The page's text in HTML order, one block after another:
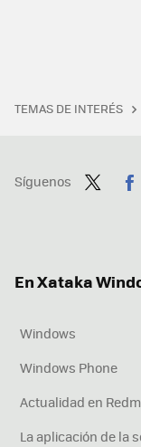
TEMAS DE INTERÉS
Síguenos
En Xataka
Windows
Windows Phone
Actualidad en
La aplicación de la